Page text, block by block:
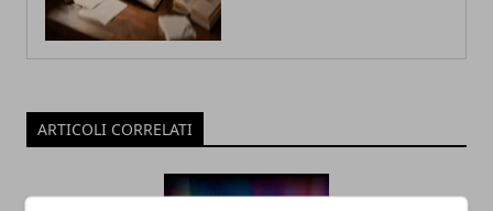
ARTICOLI CORRELATI